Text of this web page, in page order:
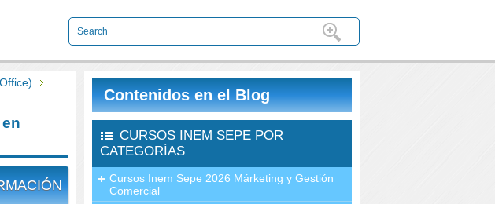
Contenidos en el Blog
CURSOS INEM SEPE POR
CATEGORÍAS
Cursos Inem Sepe 2026 Márketing y Gestión
Comercial